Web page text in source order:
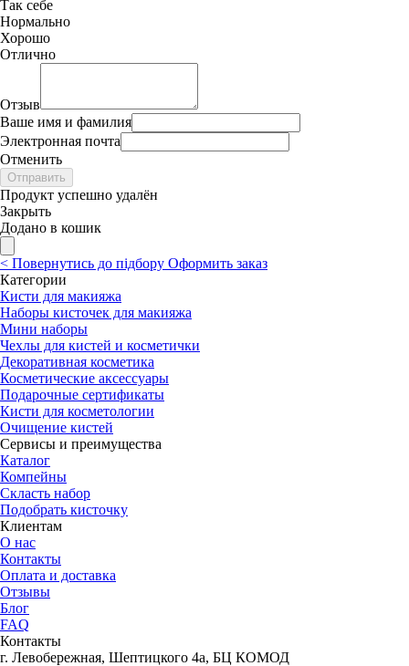
Так себе
Нормально
Хорошо
Отлично
Отзыв
Ваше имя и фамилия
Электронная почта
Отменить
Отправить
Продукт успешно удалён
Закрыть
Додано в кошик
< Повернутись до підбору Оформить заказ
Категории
Кисти для макияжа
Наборы кисточек для макияжа
Мини наборы
Чехлы для кистей и косметички
Декоративная косметика
Косметические аксессуары
Подарочные сертификаты
Кисти для косметологии
Очищение кистей
Сервисы и преимущества
Каталог
Компейны
Скласть набор
Подобрать кисточку
Клиентам
О нас
Контакты
Оплата и доставка
Отзывы
Блог
FAQ
Контакты
г. Левобережная, Шептицкого 4а, БЦ КОМОД